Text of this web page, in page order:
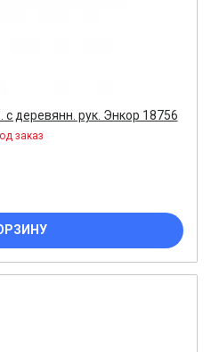
деревянн. рук. Энкор 18756
заказ